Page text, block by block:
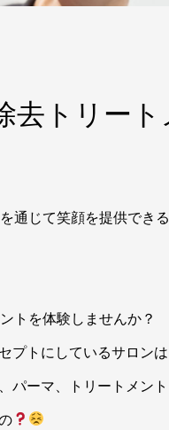
去トリー
通じて笑顔を提供でき
トを体験しませんか？
プトにしているサロンは
パーマ、トリートメン